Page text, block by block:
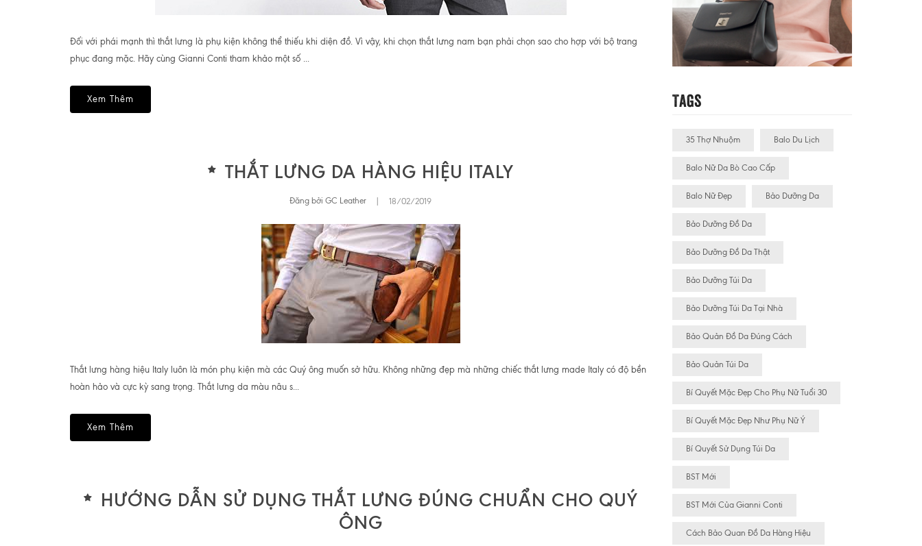
Đối với phái mạnh thì thắt lưng là phụ kiện không thể thiếu khi diện đồ. Vì vậy, khi chọn thắt lưng nam bạn phải chọn sao cho hợp với bộ trang
phục đang mặc. Hãy cùng Gianni Conti tham khảo một số ...
Xem Thêm
THẮT LƯNG DA HÀNG HIỆU ITALY
Đăng bởi GC Leather 18/02/2019
Thắt lưng hàng hiệu Italy luôn là món phụ kiện mà các Quý ông muốn sở hữu. Không những đẹp mà những chiếc thắt lưng made Italy có độ bền
hoàn hảo và cực kỳ sang trọng. Thắt lưng da màu nâu s...
Xem Thêm
HƯỚNG DẪN SỬ DỤNG THẮT LƯNG ĐÚNG CHUẨN CHO QUÝ
ÔNG
Tags
35 Thợ Nhuộm Balo Du Lịch
Balo Nữ Da Bò Cao Cấp
Balo Nữ Đẹp Bảo Dưỡng Da
Bảo Dưỡng Đồ Da
Bảo Dưỡng Đồ Da Thật
Bảo Dưỡng Túi Da
Bảo Dưỡng Túi Da Tại Nhà
Bảo Quản Đồ Da Đúng Cách
Bảo Quản Túi Da
Bí Quyết Mặc Đẹp Cho Phụ Nữ Tuổi 30
Bí Quyết Mặc Đẹp Như Phụ Nữ Ý
Bí Quyết Sử Dụng Túi Da
BST Mới
BST Mới Của Gianni Conti
Cách Bảo Quan Đồ Da Hàng Hiệu